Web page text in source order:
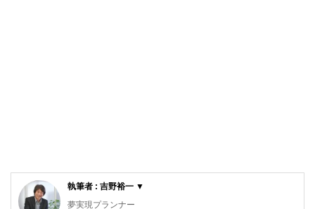
執筆者 : 吉野裕一 ▼
夢実現プランナー